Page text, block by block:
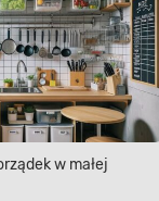
w małej